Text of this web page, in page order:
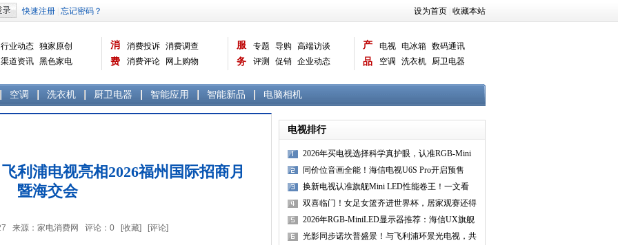
设为首页 收藏本站
行业动态 独家原创
渠道资讯 黑色家电
消
费
消费投诉 消费调查
消费评论
网上购物
曝光台 品牌关注
服
务
专题 导购
高端访谈
评测
促销 企业动态
产
品
电视 电冰箱 数码通讯
空调
洗衣机
厨卫电器
空调 洗衣机 厨卫电器 智能应用 智能新品 电脑相机
利浦电视亮相2026福州国际招商月
暨海交会
来源：家电消费网 评论： 0 [收藏] [评论]
电视排行
2026年买电视选择科学真护眼，认准RGB-Mini
LED电视
同价位音画全能！海信电视U6S Pro开启预售
换新电视认准旗舰Mini LED性能卷王！一文看
懂Vidda 发现X
双喜临门！女足女篮齐进世界杯，居家观赛还得
靠这台电视
2026年RGB-MiniLED显示器推荐：海信UX旗舰
登场，终结高端显
光影同步诺坎普盛景！与飞利浦环景光电视，共